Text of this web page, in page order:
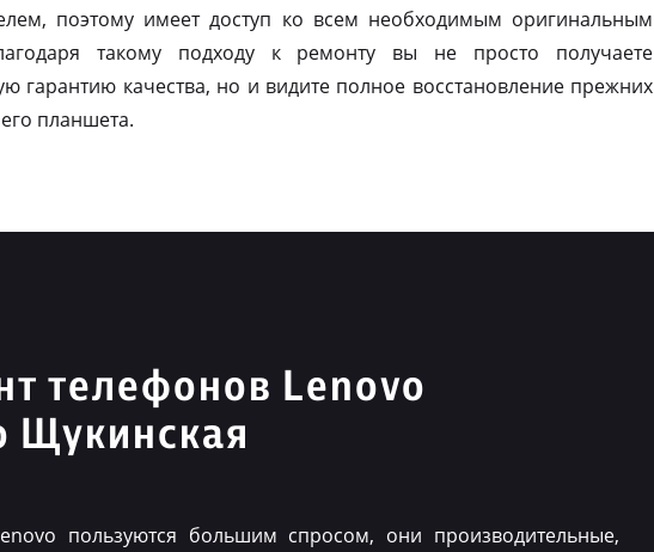
поэтому имеет доступ ко всем необходимым оригинальным
такому подходу к ремонту вы не просто получаете
гарантию качества, но и видите полное восстановление прежних
планшета.
телефонов Lenovo
Щукинская
пользуются большим спросом, они производительные,